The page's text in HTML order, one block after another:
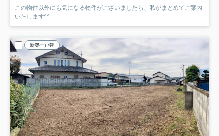
この物件以外にも気になる物件がございましたら、私がまとめてご案内
いたします^^
新築一戸建